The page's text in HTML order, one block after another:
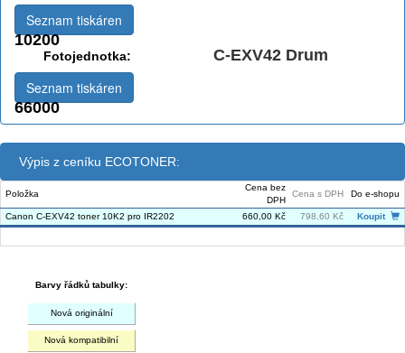
10200
Seznam tiskáren
Fotojednotka: C-EXV42 Drum
66000
Seznam tiskáren
Výpis z ceníku ECOTONER:
Položka
Cena bez
DPH
Cena s DPH Do e-shopu
Canon C-EXV42 toner 10K2 pro IR2202 660,00 Kč 798,60 Kč Koupit
Barvy řádků tabulky:
Nová originální
Nová kompatibilní